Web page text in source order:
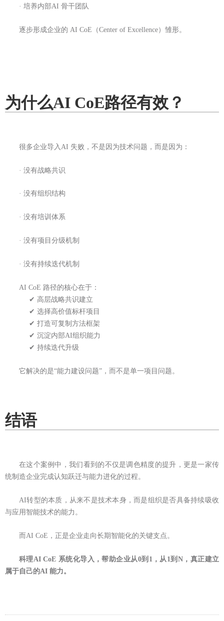
· 培养内部AI 骨干团队
逐步形成企业的 AI CoE（Center of Excellence）雏形。
为什么AI CoE路径有效？
很多企业导入AI 失败，不是因为技术问题，而是因为：
· 没有战略共识
· 没有组织结构
· 没有培训体系
· 没有项目分级机制
· 没有持续迭代机制
AI CoE 路径的核心在于：
✔ 高层战略共识建立
✔ 选择高价值标杆项目
✔ 打造可复制方法框架
✔ 沉淀内部AI组织能力
✔ 持续迭代升级
它解决的是“能力建设问题”，而不是单一项目问题。
结语
在这个案例中，我们看到的不仅是调色精度的提升，更是一家传
统制造企业完成认知跃迁与能力进化的过程。
AI转型的本质，从来不是技术本身，而是组织是否具备持续吸收
与应用智能技术的能力。
而AI CoE，正是企业走向长期智能化的关键支点。
科理AI CoE 系统化导入，帮助企业从0到1，从1到N，真正建立
属于自己的AI 能力。